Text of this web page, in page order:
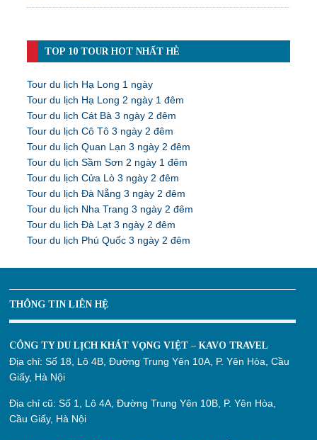
TOP 10 TOUR HOT NHẤT HÈ
Tour du lịch Hạ Long 1 ngày
Tour du lịch Hạ Long 2 ngày 1 đêm
Tour du lịch Cát Bà 3 ngày 2 đêm
Tour du lịch Cô Tô 3 ngày 2 đêm
Tour du lịch Quan Lạn 3 ngày 2 đêm
Tour du lịch Sầm Sơn 2 ngày 1 đêm
Tour du lịch Cửa Lò 3 ngày 2 đêm
Tour du lịch Đà Nẵng 3 ngày 2 đêm
Tour du lịch Nha Trang 3 ngày 2 đêm
Tour du lịch Đà Lạt 3 ngày 2 đêm
Tour du lịch Phú Quốc 3 ngày 2 đêm
THÔNG TIN LIÊN HỆ
CÔNG TY DU LỊCH KHÁT VỌNG VIỆT – KAVO TRAVEL
Địa chỉ:Số 18, Lô 4B, Đường Trung Yên 10A, P. Yên Hòa, Cầu
Giấy, Hà Nội
Địa chỉ cũ:Số 1, Lô 4A, Đường Trung Yên 10B, P. Yên Hòa,
Cầu Giấy, Hà Nội